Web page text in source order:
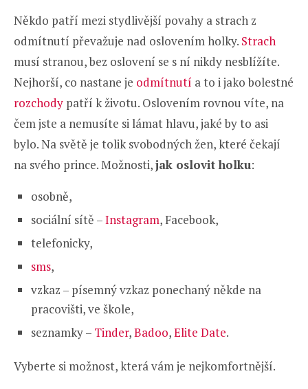
Někdo patří mezi stydlivější povahy a strach z
odmítnutí převažuje nad oslovením holky. Strach
musí stranou, bez oslovení se s ní nikdy nesblížíte.
Nejhorší, co nastane je odmítnutí a to i jako bolestné
rozchody patří k životu. Oslovením rovnou víte, na
čem jste a nemusíte si lámat hlavu, jaké by to asi
bylo. Na světě je tolik svobodných žen, které čekají
na svého prince. Možnosti,jak oslovit holku:
osobně,
sociální sítě –Instagram, Facebook,
telefonicky,
sms,
vzkaz – písemný vzkaz ponechaný někde na
pracovišti, ve škole,
seznamky – Tinder,Badoo,Elite Date.
Vyberte si možnost, která vám je nejkomfortnější.